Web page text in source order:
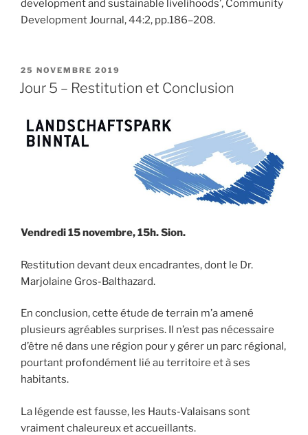
development and sustainable livelihoods’, Community
Development Journal, 44:2, pp.186–208.
PUBLIÉ
LE
25 NOVEMBRE 2019
Jour 5 – Restitution et Conclusion
Vendredi 15 novembre, 15h. Sion.
Restitution devant deux encadrantes, dont le Dr.
Marjolaine Gros-Balthazard.
En conclusion, cette étude de terrain m’a amené
plusieurs agréables surprises. Il n’est pas nécessaire
d’être né dans une région pour y gérer un parc régional,
pourtant profondément lié au territoire et à ses
habitants.
La légende est fausse, les Hauts-Valaisans sont
vraiment chaleureux et accueillants.